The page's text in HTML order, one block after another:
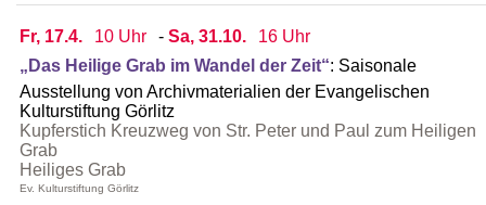
Fr, 17.4. 10 Uhr - Sa, 31.10.
16 Uhr
„Das Heilige Grab im Wandel der Zeit“: Saisonale
Ausstellung von Archivmaterialien der Evangelischen
Kulturstiftung Görlitz
Kupferstich Kreuzweg von Str. Peter und Paul zum Heiligen
Grab
Heiliges Grab
Ev. Kulturstiftung Görlitz